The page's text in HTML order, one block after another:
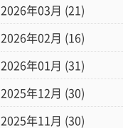
2026年03月 (21)
2026年02月 (16)
2026年01月 (31)
2025年12月 (30)
2025年11月 (30)